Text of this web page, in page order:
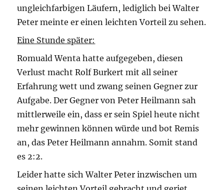
ungleichfarbigen Läufern, lediglich bei Walter
Peter meinte er einen leichten Vorteil zu sehen.
Eine Stunde später:
Romuald Wenta hatte aufgegeben, diesen
Verlust macht Rolf Burkert mit all seiner
Erfahrung wett und zwang seinen Gegner zur
Aufgabe. Der Gegner von Peter Heilmann sah
mittlerweile ein, dass er sein Spiel heute nicht
mehr gewinnen können würde und bot Remis
an, das Peter Heilmann annahm. Somit stand
es 2:2.
Leider hatte sich Walter Peter inzwischen um